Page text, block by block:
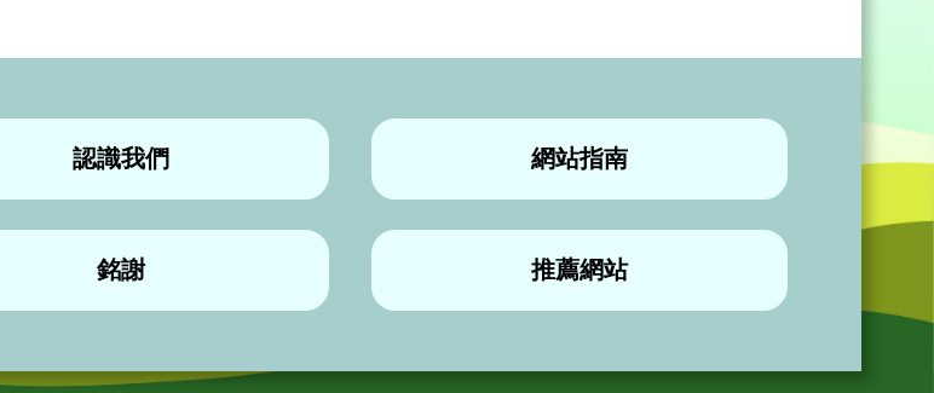
認識我們 網站指南
銘謝 推薦網站